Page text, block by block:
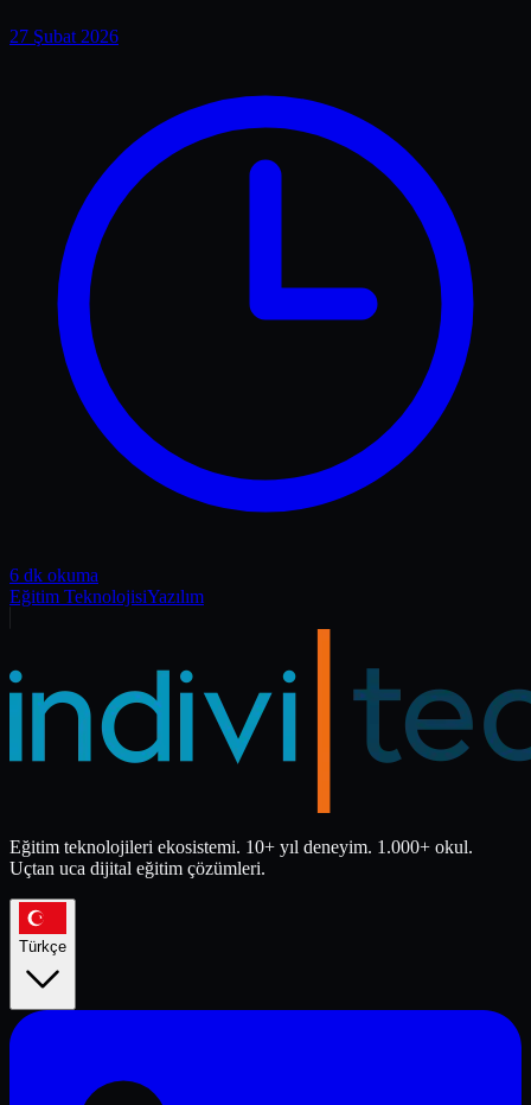
27 Şubat 2026
6 dk okuma
Eğitim TeknolojisiYazılım
Eğitim teknolojileri ekosistemi. 10+ yıl deneyim. 1.000+ okul.
Uçtan uca dijital eğitim çözümleri.
Türkçe